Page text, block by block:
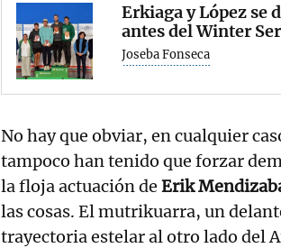
Erkiaga y López se
antes del Winter
Joseba Fonseca
No hay que obviar, en cualquier
tampoco han tenido que forzar
la floja actuación de Erik
las cosas. El mutrikuarra, un
trayectoria estelar al otro lado del